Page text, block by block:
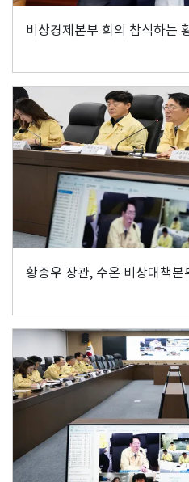
비상경제본부 희의 참석하는
황종우 장관, 수온 비상대책본